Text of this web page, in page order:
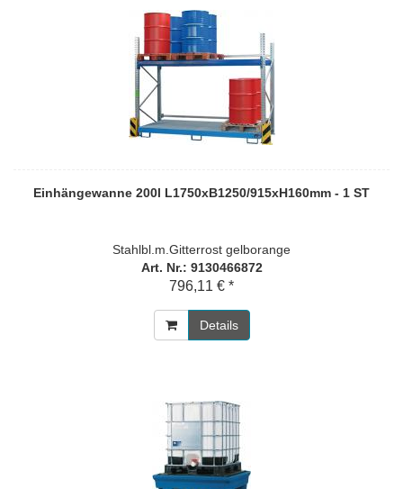
Einhängewanne 200l L1750xB1250/915xH160mm - 1 ST
Stahlbl.m.Gitterrost gelborange
Art. Nr.: 9130466872
796,11 € *
Details